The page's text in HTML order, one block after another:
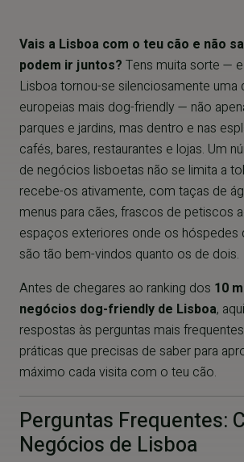
Vais a Lisboa com o teu cão e não
podem ir juntos? Tens muita sorte —
Lisboa tornou-se silenciosamente uma
europeias mais dog-friendly — não
parques e jardins, mas dentro e nas
cafés, bares, restaurantes e lojas. Um
de negócios lisboetas não se limita a
recebe-os ativamente, com taças de
menus para cães, frascos de petiscos
espaços exteriores onde os hóspedes
são tão bem-vindos quanto os de dois.
Antes de chegares ao ranking dos 10
negócios dog-friendly de Lisboa,
respostas às perguntas mais
práticas que precisas de saber para
máximo cada visita com o teu cão.
Perguntas Frequentes:
Negócios de Lisboa